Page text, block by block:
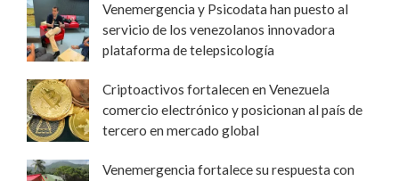
Venemergencia y Psicodata han puesto al
servicio de los venezolanos innovadora
plataforma de telepsicología
Criptoactivos fortalecen en Venezuela
comercio electrónico y posicionan al país de
tercero en mercado global
Venemergencia fortalece su respuesta con